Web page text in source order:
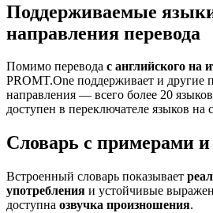
Поддерживаемые
направления перевода
Помимо перевода с английского на
PROMT.One поддерживает и другие
направления — всего более 20
доступен в переключателе языков на
Словарь с примерами и
Встроенный словарь показывает
употребления и устойчивые
доступна озвучка произношения.